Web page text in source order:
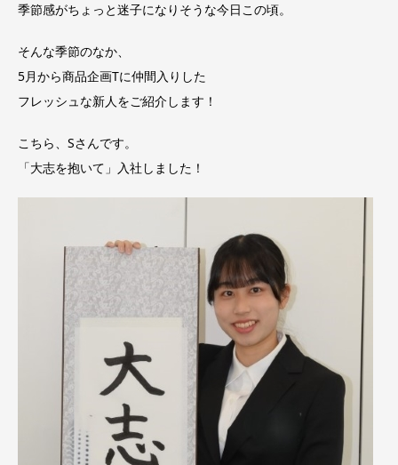
季節感がちょっと迷子になりそうな今日この頃。
そんな季節のなか、
5月から商品企画Tに仲間入りした
フレッシュな新人をご紹介します！
こちら、Sさんです。
「大志を抱いて」入社しました！